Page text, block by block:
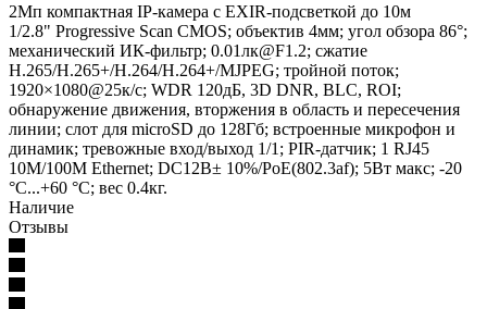
2Мп компактная IP-камера с EXIR-подсветкой до 10м
1/2.8" Progressive Scan CMOS; объектив 4мм; угол обзора 86°;
механический ИК-фильтр; 0.01лк@F1.2; сжатие
H.265/H.265+/H.264/H.264+/MJPEG; тройной поток;
1920×1080@25к/с; WDR 120дБ, 3D DNR, BLC, ROI;
обнаружение движения, вторжения в область и пересечения
линии; слот для microSD до 128Гб; встроенные микрофон и
динамик; тревожные вход/выход 1/1; PIR-датчик; 1 RJ45
10M/100M Ethernet; DC12В± 10%/PoE(802.3af); 5Вт макс; -20
°C...+60 °C; вес 0.4кг.
Наличие
Отзывы